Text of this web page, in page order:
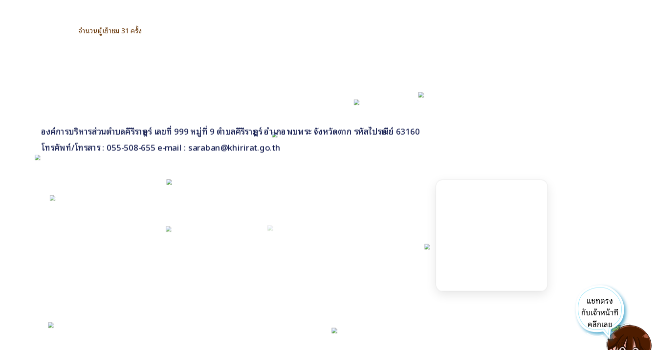
แชทตรง
กับเจ้าหน้าที่
คลิ๊กเลย
จำนวนผู้เข้าชม 31 ครั้ง
องค์การบริหารส่วนตำบลคีรีราษฎร์ เลขที่ 999 หมู่ที่ 9 ตำบลคีรีราษฎร์ อำเภอพบพระ จังหวัดตาก รหัสไปรษณีย์ 63160
โทรศัพท์/โทรสาร : 055-508-655 e-mail : saraban@khirirat.go.th